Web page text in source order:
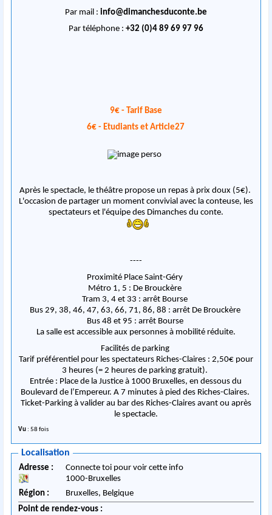
Par mail : info@dimanchesduconte.be
Par téléphone : +32 (0)4 89 69 97 96
9€ - Tarif Base
6€ - Etudiants et Article27
Après le spectacle, le théâtre propose un repas à prix doux (5€).
L'occasion de partager un moment convivial avec la conteuse, les
spectateurs et l'équipe des Dimanches du conte.
----
Proximité Place Saint-Géry
Métro 1, 5 : De Brouckère
Tram 3, 4 et 33 : arrêt Bourse
Bus 29, 38, 46, 47, 63, 66, 71, 86, 88 : arrêt De Brouckère
Bus 48 et 95 : arrêt Bourse
La salle est accessible aux personnes à mobilité réduite.
Facilités de parking
Tarif préférentiel pour les spectateurs Riches-Claires : 2,50€ pour
3 heures (= 2 heures de parking gratuit).
Entrée : Place de la Justice à 1000 Bruxelles, en dessous du
Boulevard de l’Empereur. A 7 minutes à pied des Riches-Claires.
Ticket-Parking à valider au bar des Riches-Claires avant ou après
le spectacle.
Vu : 58 fois
Localisation
Adresse :
Connecte toi pour voir cette info
1000-Bruxelles
Région :
Bruxelles, Belgique
Point de rendez-vous :